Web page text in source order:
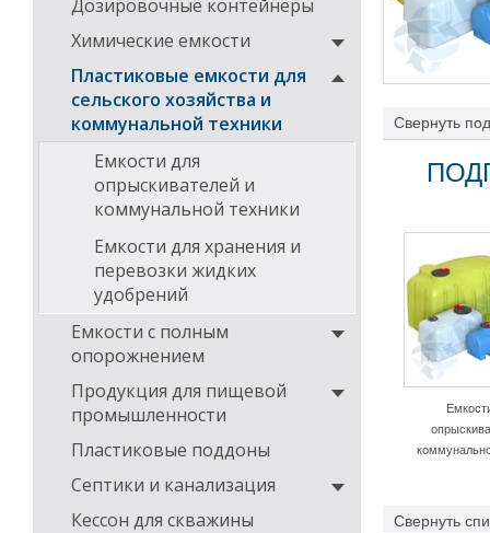
Дозировочные контейнеры
Химические емкости
Пластиковые емкости для
сельского хозяйства и
коммунальной техники
Емкости для
опрыскивателей и
коммунальной техники
Емкости для хранения и
перевозки жидких
удобрений
Емкости с полным
опорожнением
Продукция для пищевой
промышленности
Пластиковые поддоны
Септики и канализация
Кессон для скважины
современным
В нашем
Свернуть
Свернуть